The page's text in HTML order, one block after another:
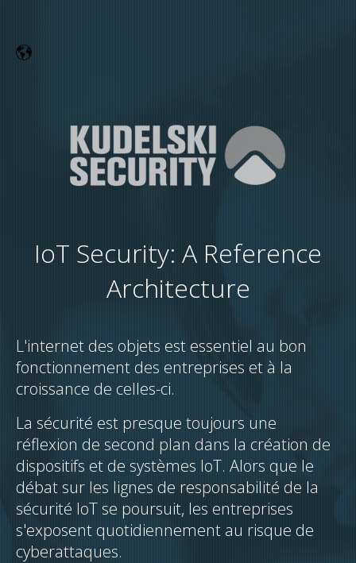
IoT Security: A Reference
Architecture
L'internet des objets est essentiel au bon
fonctionnement des entreprises et à la
croissance de celles-ci.
La sécurité est presque toujours une
réflexion de second plan dans la création de
dispositifs et de systèmes IoT. Alors que le
débat sur les lignes de responsabilité de la
sécurité IoT se poursuit, les entreprises
s'exposent quotidiennement au risque de
cyberattaques.